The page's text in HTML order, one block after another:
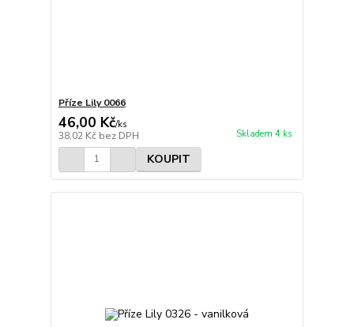
Příze Lily 0066
46,00 Kč/ks
38,02 Kč bez DPH Skladem 4 ks
KOUPIT